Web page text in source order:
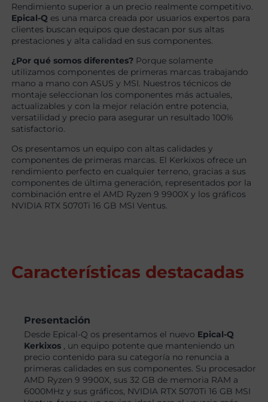
Rendimiento superior a un precio realmente competitivo.
Epical-Q es una marca creada por usuarios expertos para
clientes buscan equipos que destacan por sus altas
prestaciones y alta calidad en sus componentes.
¿Por qué somos diferentes? Porque solamente
utilizamos componentes de primeras marcas trabajando
mano a mano con ASUS y MSI. Nuestros técnicos de
montaje seleccionan los componentes más actuales,
actualizables y con la mejor relación entre potencia,
versatilidad y precio para asegurar un resultado 100%
satisfactorio.
Os presentamos un equipo con altas calidades y
componentes de primeras marcas. El Kerkixos ofrece un
rendimiento perfecto en cualquier terreno, gracias a sus
componentes de última generación, representados por la
combinación entre el AMD Ryzen 9 9900X y los gráficos
NVIDIA RTX 5070Ti 16 GB MSI Ventus.
Características destacadas
Presentación
Desde Epical-Q os presentamos el nuevo Epical-Q
Kerkixos , un equipo potente que manteniendo un
precio contenido para su categoría no renuncia a
primeras calidades en sus componentes. Su procesador
AMD Ryzen 9 9900X, sus 32 GB de memoria RAM a
6000MHz y sus gráficos, NVIDIA RTX 5070Ti 16 GB MSI